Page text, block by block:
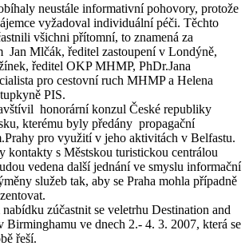
neustále informativní pohovory, protože
vyžadoval individuální péči. Těchto
všichni přítomní, to znamená za
Jan Mlčák, ředitel zastoupení v Londýně,
ředitel OKP MHMP, PhDr.Jana
pro cestovní ruch MHMP a Helena
PIS.
honorární konzul České republiky
kterému byly předány propagační
pro využití v jeho aktivitách v Belfastu.
kontakty s Městskou turistickou centrálou
vedena další jednání ve smyslu informační
služeb tak, aby se Praha mohla případně
zúčastnit se veletrhu Destination and
Birminghamu ve dnech 2.- 4. 3. 2007, která se
řeší.